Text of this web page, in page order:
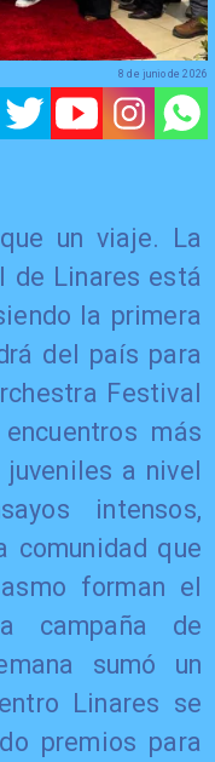
8 de junio de 2026
un viaje. La
de Linares está
la primera
del país para
Festival
más
a nivel
intensos,
comunidad que
forman el
campaña de
sumó un
Linares se
premios para